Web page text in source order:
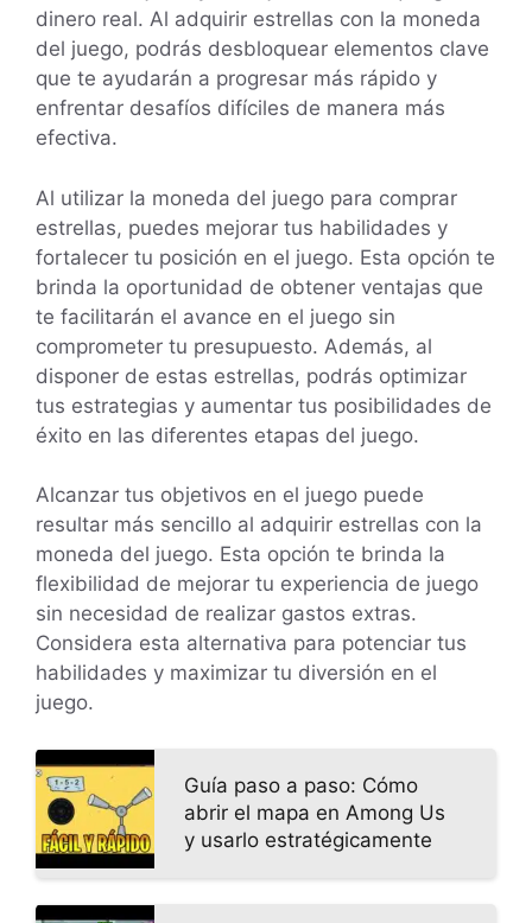
dinero real. Al adquirir estrellas con la moneda
del juego, podrás desbloquear elementos clave
que te ayudarán a progresar más rápido y
enfrentar desafíos difíciles de manera más
efectiva.
Al utilizar la moneda del juego para comprar
estrellas, puedes mejorar tus habilidades y
fortalecer tu posición en el juego. Esta opción te
brinda la oportunidad de obtener ventajas que
te facilitarán el avance en el juego sin
comprometer tu presupuesto. Además, al
disponer de estas estrellas, podrás optimizar
tus estrategias y aumentar tus posibilidades de
éxito en las diferentes etapas del juego.
Alcanzar tus objetivos en el juego puede
resultar más sencillo al adquirir estrellas con la
moneda del juego. Esta opción te brinda la
flexibilidad de mejorar tu experiencia de juego
sin necesidad de realizar gastos extras.
Considera esta alternativa para potenciar tus
habilidades y maximizar tu diversión en el
juego.
Guía paso a paso: Cómo
abrir el mapa en Among Us
y usarlo estratégicamente